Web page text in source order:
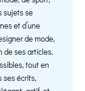
sujets se
et d’une
de mode,
de ses articles.
tout en
ses écrits,